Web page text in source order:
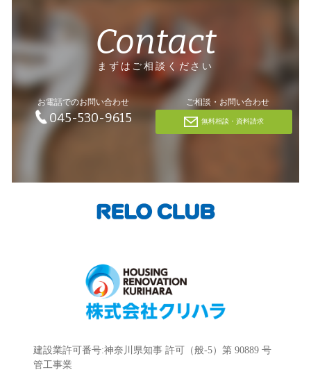
Contact
まずはご相談ください
お電話でのお問い合わせ
045-530-9615
ご相談・お問い合わせ
無料相談・資料請求
建設業許可番号:神奈川県知事 許可（般-5）第 90889 号
管工事業